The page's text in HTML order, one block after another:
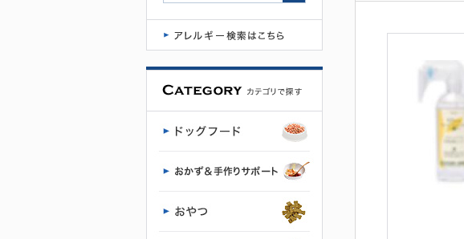
トウォータ
ーブロック
タイプ
（猫用） | プ
レミアムド
ッグフード